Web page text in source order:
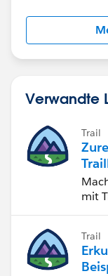
Verwandte
Trail
mit
Trail